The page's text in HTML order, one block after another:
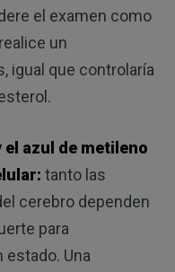
el examen como
un
igual que controlaría
el azul de metileno
tanto las
cerebro dependen
para
Una